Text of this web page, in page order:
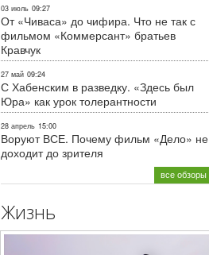
03 июль 09:27
От «Чиваса» до чифира. Что не так с
фильмом «Коммерсант» братьев
Кравчук
27 май 09:24
С Хабенским в разведку. «Здесь был
Юра» как урок толерантности
28 апрель 15:00
Воруют ВСЕ. Почему фильм «Дело» не
доходит до зрителя
все обзоры
Жизнь